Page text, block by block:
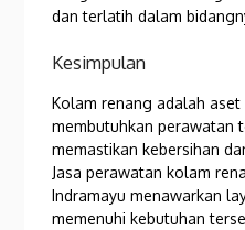
dan terlatih dalam
Kesimpulan
Kolam renang adalah
membutuhkan perawatan
memastikan kebersihan
Jasa perawatan kolam
Indramayu menawarkan
memenuhi kebutuhan